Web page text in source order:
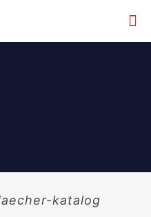
katalog